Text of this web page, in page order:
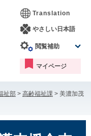
Translation
やさしい日本語
閲覧補助
マイページ
祉部 > 高齢福祉課 > 美濃加茂